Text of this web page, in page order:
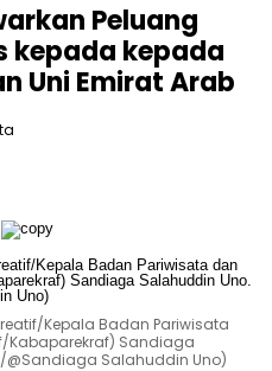
Peluang
kepada kepada
Uni Emirat Arab
Kepala Badan Pariwisata
Kabaparekraf) Sandiaga
Salahuddin Uno)